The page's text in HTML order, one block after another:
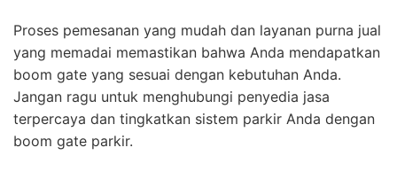
Proses pemesanan yang mudah dan layanan purna jual
yang memadai memastikan bahwa Anda mendapatkan
boom gate yang sesuai dengan kebutuhan Anda.
Jangan ragu untuk menghubungi penyedia jasa
terpercaya dan tingkatkan sistem parkir Anda dengan
boom gate parkir.